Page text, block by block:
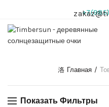
Главная
Показать Фильтры